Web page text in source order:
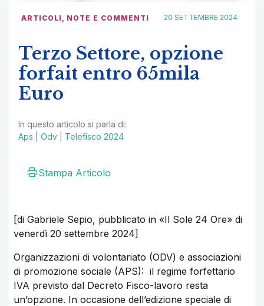
ARTICOLI , NOTE E COMMENTI 20 SETTEMBRE 2024
Terzo Settore, opzione
forfait entro 65mila
Euro
In questo articolo si parla di:
Aps
Odv Telefisco 2024
Stampa Articolo
[di Gabriele Sepio, pubblicato in «Il Sole 24 Ore» di
venerdì 20 settembre 2024]
Organizzazioni di volontariato (ODV) e associazioni
di promozione sociale (APS): il regime forfettario
IVA previsto dal Decreto Fisco-lavoro resta
un’opzione. In occasione dell’edizione speciale di